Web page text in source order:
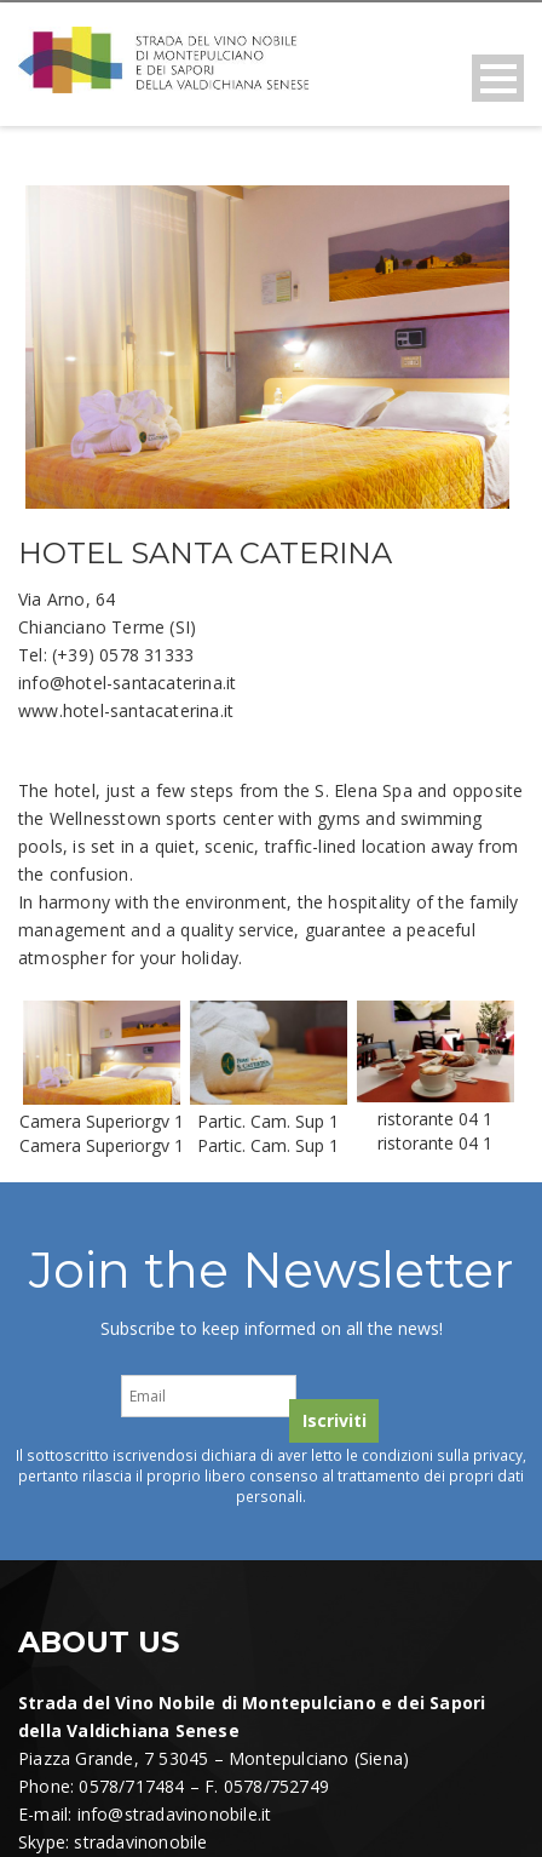
HOTEL SANTA CATERINA
Via Arno, 64
Chianciano Terme (SI)
Tel: (+39) 0578 31333
info@hotel-santacaterina.it
www.hotel-santacaterina.it
The hotel, just a few steps from the S. Elena Spa and opposite
the Wellnesstown sports center with gyms and swimming
pools, is set in a quiet, scenic, traffic-lined location away from
the confusion.
In harmony with the environment, the hospitality of the family
management and a quality service, guarantee a peaceful
atmospher for your holiday.
Camera Superiorgv 1
Camera Superiorgv 1
Partic. Cam. Sup 1
Partic. Cam. Sup 1
ristorante 04 1
ristorante 04 1
Join the Newsletter
Subscribe to keep informed on all the news!
Il sottoscritto iscrivendosi dichiara di aver letto le condizioni sulla privacy,
pertanto rilascia il proprio libero consenso al trattamento dei propri dati
personali.
ABOUT US
Strada del Vino Nobile di Montepulciano e dei Sapori
della Valdichiana Senese
Piazza Grande, 7 53045 – Montepulciano (Siena)
Phone: 0578/717484 – F. 0578/752749
E-mail: info@stradavinonobile.it
Skype: stradavinonobile